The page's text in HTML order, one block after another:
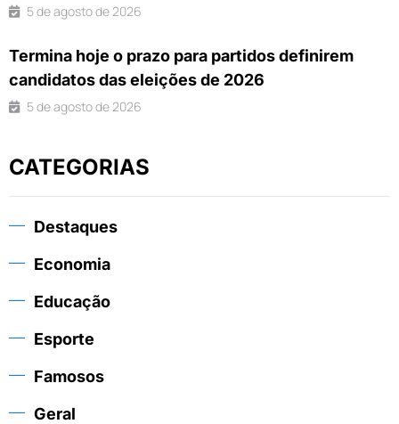
5 de agosto de 2026
Termina hoje o prazo para partidos definirem
candidatos das eleições de 2026
5 de agosto de 2026
CATEGORIAS
Destaques
Economia
Educação
Esporte
Famosos
Geral